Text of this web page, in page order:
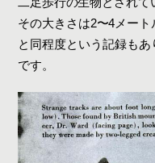
その大きさは2〜4メー
と同程度という記録も
です。